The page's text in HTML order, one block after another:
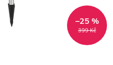
399 Kč
–25 %